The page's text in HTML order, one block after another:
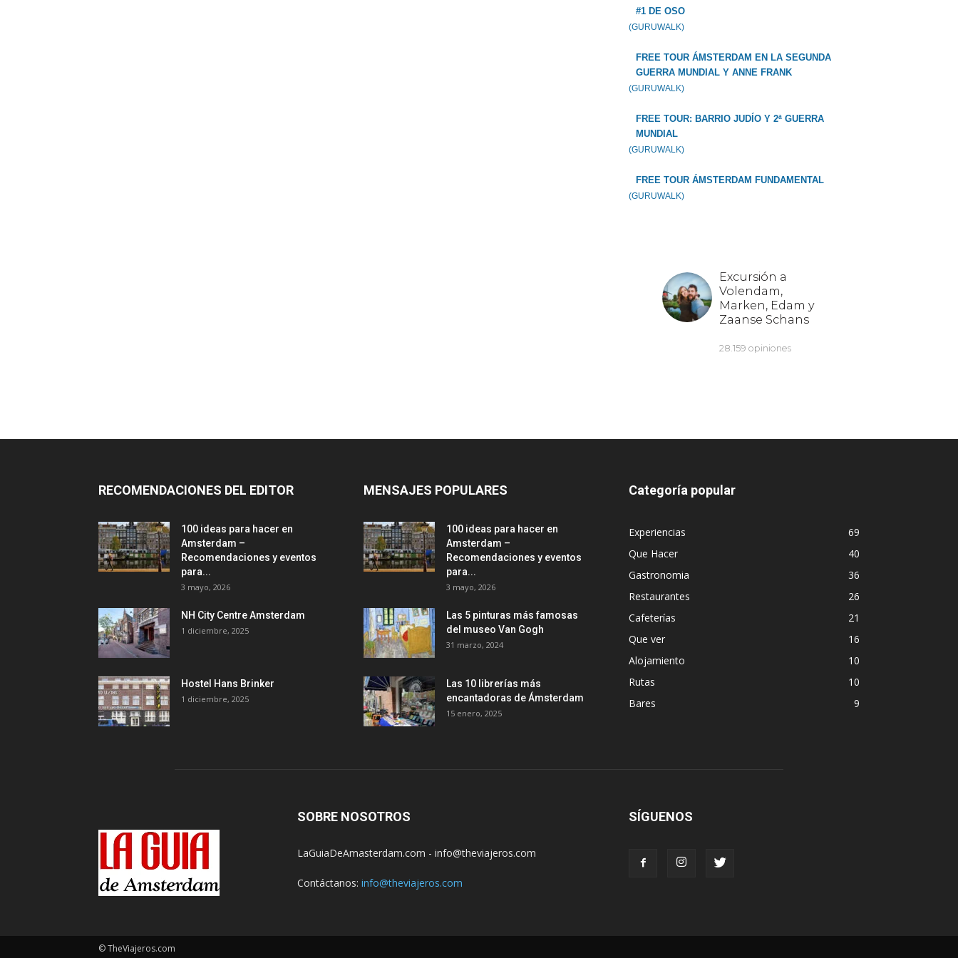
#1 DE OSO
(GURUWALK)
FREE TOUR ÁMSTERDAM EN LA SEGUNDA
GUERRA MUNDIAL Y ANNE FRANK
(GURUWALK)
FREE TOUR: BARRIO JUDÍO Y 2ª GUERRA
MUNDIAL
(GURUWALK)
FREE TOUR ÁMSTERDAM FUNDAMENTAL
(GURUWALK)
RECOMENDACIONES DEL EDITOR
100 ideas para hacer en
Amsterdam –
Recomendaciones y eventos
para...
3 mayo, 2026
NH City Centre Amsterdam
1 diciembre, 2025
Hostel Hans Brinker
1 diciembre, 2025
MENSAJES POPULARES
100 ideas para hacer en
Amsterdam –
Recomendaciones y eventos
para...
3 mayo, 2026
Las 5 pinturas más famosas
del museo Van Gogh
31 marzo, 2024
Las 10 librerías más
encantadoras de Ámsterdam
15 enero, 2025
Categoría popular
Experiencias
69
Que Hacer
40
Gastronomia
36
Restaurantes
26
Cafeterías
21
Que ver
16
Alojamiento
10
Rutas
10
Bares
9
SOBRE NOSOTROS
LaGuiaDeAmasterdam.com - info@theviajeros.com
Contáctanos: info@theviajeros.com
SÍGUENOS
© TheViajeros.com